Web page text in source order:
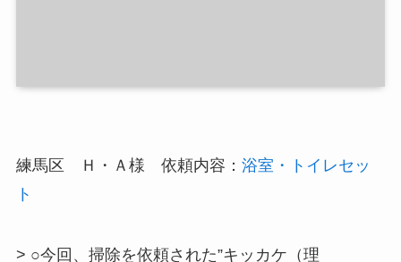
練馬区 Ｈ・Ａ様 依頼内容： 浴室・トイレセッ
ト
> ○今回、掃除を依頼された”キッカケ（理